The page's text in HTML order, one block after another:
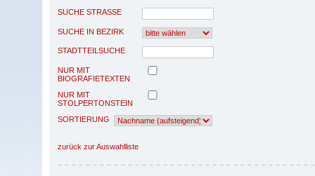
SUCHE STRASSE
SUCHE IN BEZIRK
STADTTEILSUCHE
NUR MIT
BIOGRAFIETEXTEN
NUR MIT
STOLPERTONSTEIN
SORTIERUNG
zurück zur Auswahlliste